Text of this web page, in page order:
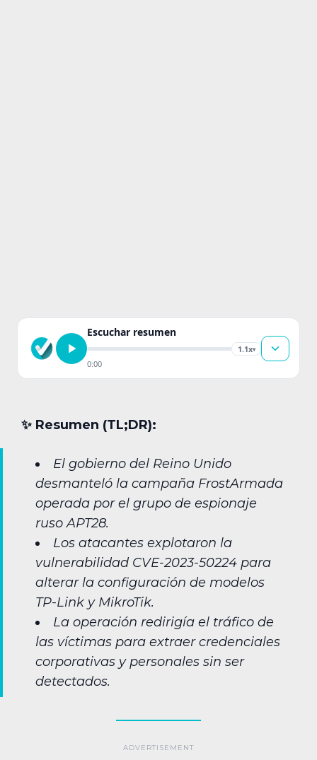
Escuchar resumen
1.1x▾
0:00
✨︎ Resumen (TL;DR):
El gobierno del Reino Unido
desmanteló la campaña FrostArmada
operada por el grupo de espionaje
ruso APT28.
Los atacantes explotaron la
vulnerabilidad CVE-2023-50224 para
alterar la configuración de modelos
TP-Link y MikroTik.
La operación redirigía el tráfico de
las víctimas para extraer credenciales
corporativas y personales sin ser
detectados.